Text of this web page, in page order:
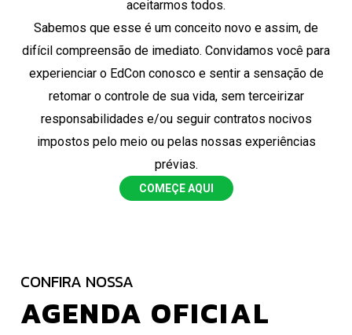
aceitarmos todos.
Sabemos que esse é um conceito novo e assim, de
difícil compreensão de imediato. Convidamos você para
experienciar o EdCon conosco e sentir a sensação de
retomar o controle de sua vida, sem terceirizar
responsabilidades e/ou seguir contratos nocivos
impostos pelo meio ou pelas nossas experiências
prévias.
COMEÇE AQUI
CONFIRA NOSSA
AGENDA OFICIAL